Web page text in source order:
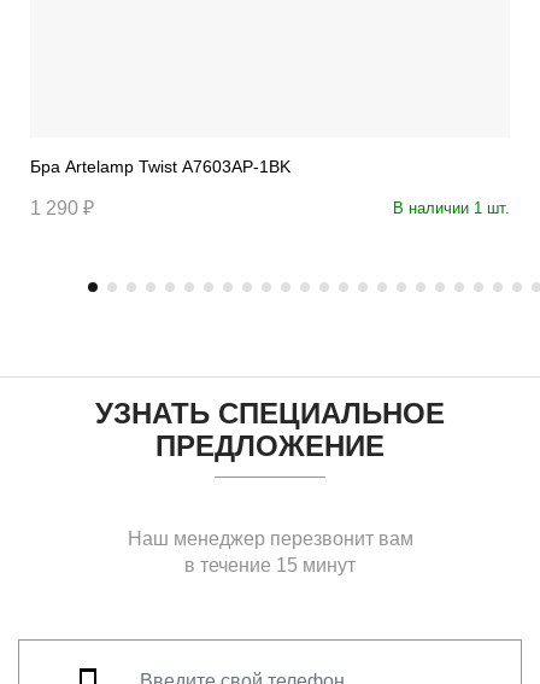
Бра Artelamp Twist A7603AP-1BK
1 290 ₽ В наличии 1 шт.
УЗНАТЬ СПЕЦИАЛЬНОЕ
ПРЕДЛОЖЕНИЕ
Наш менеджер перезвонит вам
в течение 15 минут